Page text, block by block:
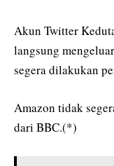
Akun Twitter
langsung
segera dilakukan
Amazon tidak
dari BBC.(*)